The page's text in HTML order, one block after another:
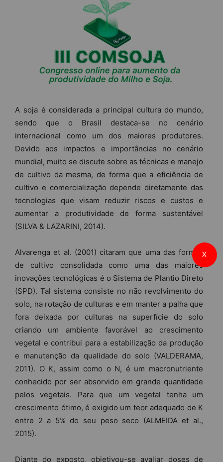
A soja é considerada a principal cultura do mundo,
sendo que o Brasil destaca-se no cenário
internacional como um dos maiores produtores.
Devido aos impactos e importâncias no cenário
mundial, muito se discute sobre as técnicas e manejo
de cultivo da mesma, de forma que a eficiência de
cultivo e comercialização depende diretamente das
tecnologias que visam reduzir riscos e custos e
aumentar a produtividade de forma sustentável
(SILVA & LAZARINI, 2014).
Alvarenga et al. (2001) citaram que uma das formas
de cultivo consolidada como uma das maiores
inovações tecnológicas é o Sistema de Plantio Direto
(SPD). Tal sistema consiste no não revolvimento do
solo, na rotação de culturas e em manter a palha que
fora deixada por culturas na superfície do solo
criando um ambiente favorável ao crescimento
vegetal e contribui para a estabilização da produção
e manutenção da qualidade do solo (VALDERAMA,
2011). O K, assim como o N, é um macronutriente
conhecido por ser absorvido em grande quantidade
pelos vegetais. Para que um vegetal tenha um
crescimento ótimo, é exigido um teor adequado de K
entre 2 a 5% do seu peso seco (ALMEIDA et al.,
2015).
Diante do exposto, objetivou-se avaliar doses de
X